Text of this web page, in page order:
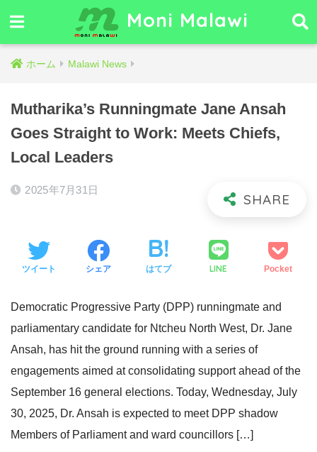
Moni Malawi
ホーム Malawi News
Mutharika’s Runningmate Jane Ansah
Goes Straight to Work: Meets Chiefs,
Local Leaders
2025年7月31日
ツイート シェア はてブ LINE Pocket
Democratic Progressive Party (DPP) runningmate and
parliamentary candidate for Ntcheu North West, Dr. Jane
Ansah, has hit the ground running with a series of
engagements aimed at consolidating support ahead of the
September 16 general elections. Today, Wednesday, July
30, 2025, Dr. Ansah is expected to meet DPP shadow
Members of Parliament and ward councillors […]